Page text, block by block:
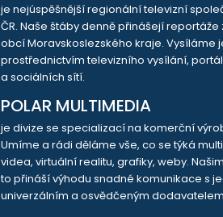
je nejúspěšnější regionální televizní
ČR. Naše štáby denně přinášejí reportáže
obcí Moravskoslezského kraje. Vysíláme
prostřednictvím televizního vysílání,
a sociálních sítí.
POLAR MULTIMEDIA
je divize se specializací na komerční
Umíme a rádi děláme vše, co se týká
videa, virtuální realitu, grafiky, weby.
to přináší výhodu snadné komunikace s
univerzálním a osvědčeným